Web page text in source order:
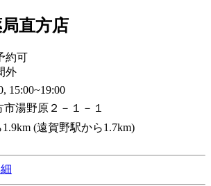
直方店
約可
外
15:00~19:00
湯野原２－１－１
(遠賀野駅から1.7km)